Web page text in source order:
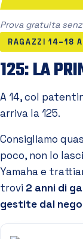
Prova gratuita
RAGAZZI 14–18
125: LA
A 14, col
arriva la 125.
Consigliamo
poco, non lo
Yamaha e
trovi 2 anni di
gestite dal